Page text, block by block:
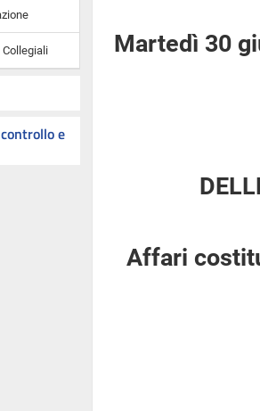
Collegiali
e
Martedì 30
Affari